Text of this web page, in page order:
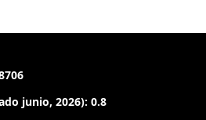
junio, 2026): 0.8